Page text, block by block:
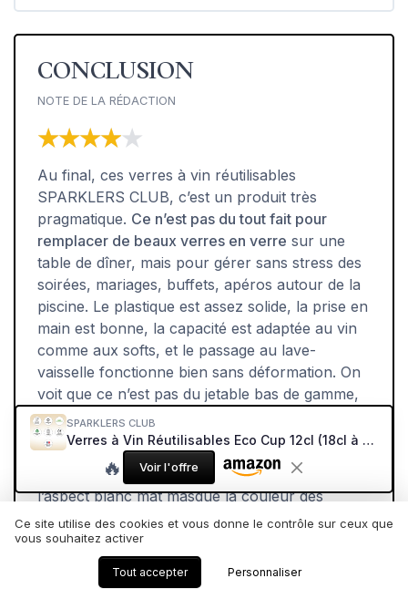
CONCLUSION
NOTE DE LA RÉDACTION
★★★★★
★★★★★
Au final, ces verres à vin réutilisables
SPARKLERS CLUB, c’est un produit très
pragmatique. Ce n’est pas du tout fait pour
remplacer de beaux verres en verre sur une
table de dîner, mais pour gérer sans stress des
soirées, mariages, buffets, apéros autour de la
piscine. Le plastique est assez solide, la prise en
main est bonne, la capacité est adaptée au vin
comme aux softs, et le passage au lave-
vaisselle fonctionne bien sans déformation. On
voit que ce n’est pas du jetable bas de gamme,
tu peux vraiment les garder pour plusieurs
événements.
Les limites sont claires : ça reste du plastique,
l’aspect blanc mat masque la couleur des
boissons, et à force de lavages, il y aura
sûrement des micro-rayures. Le packaging est
simple, efficace, mais pourrait mieux protéger
pour éviter les rares verres abîmés à la
SPARKLERS CLUB
Verres à Vin Réutilisables Eco Cup 12cl (18cl à ras bord) MADE IN FRANCE - Fabriqué en en Polypropylène, Verre Jetable et Réutilisable de Haute Qualité (Blanc, 40) White-417 40
🔥 Voir l'offre
Ce site utilise des cookies et vous donne le contrôle sur ceux que
vous souhaitez activer
Tout accepter Personnaliser